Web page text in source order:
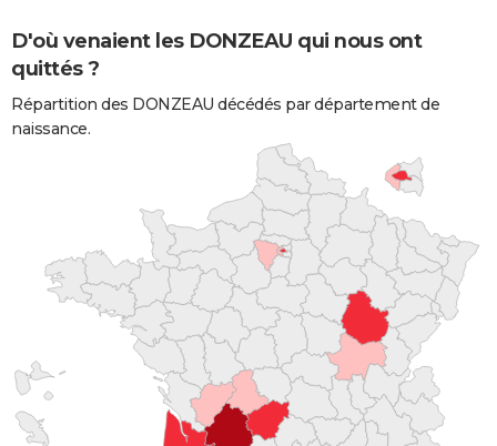
D'où venaient les DONZEAU qui nous ont
quittés ?
Répartition des DONZEAU décédés par département de
naissance.